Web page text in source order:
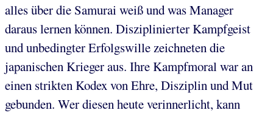
alles über die Samurai weiß und was Manager
daraus lernen können. Disziplinierter Kampfgeist
und unbedingter Erfolgswille zeichneten die
japanischen Krieger aus. Ihre Kampfmoral war an
einen strikten Kodex von Ehre, Disziplin und Mut
gebunden. Wer diesen heute verinnerlicht, kann